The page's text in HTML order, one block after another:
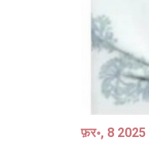
फ़र॰, 8 2025